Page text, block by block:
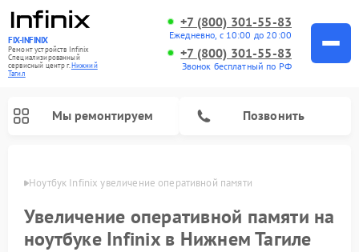
FIX-INFINIX
Ремонт устройств Infinix
Специализированный
cервисный центр г.Нижний
Тагил
+7 (800) 301-55-83
Ежедневно, с 10:00 до 20:00
+7 (800) 301-55-83
Звонок бесплатный по РФ
Мы ремонтируем Позвонить
Ноутбук Infinix увеличение оперативной памяти
Увеличение оперативной памяти на
ноутбуке Infinix в Нижнем Тагиле